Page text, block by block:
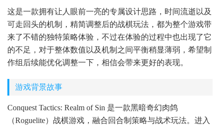
这是一款拥有让人眼前一亮的专属设计思路，时间流逝以及
可走回头的机制，精简调整后的战棋玩法，都为整个游戏带
来了不错的独特策略体验，不过在体验的过程中也出现了它
的不足，对于整体数值以及机制之间平衡稍显薄弱，希望制
作组后续能优化调整一下，相信会带来更好的表现。
游戏背景故事
Conquest Tactics: Realm of Sin 是一款黑暗奇幻肉鸽
（Roguelite）战棋游戏，融合回合制策略与战术玩法。进入